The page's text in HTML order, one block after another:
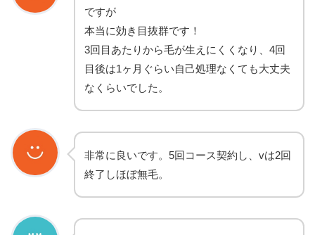
ですが
本当に効き目抜群です！
3回目あたりから毛が生えにくくなり、4回
目後は1ヶ月ぐらい自己処理なくても大丈夫
なくらいでした。
非常に良いです。5回コース契約し、vは2回
終了しほぼ無毛。